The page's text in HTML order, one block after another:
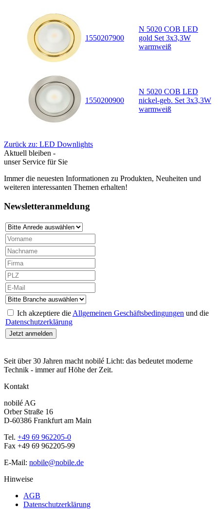
1550207900
N 5020 COB LED
gold Set 3x3,3W
warmweiß
1550200900
N 5020 COB LED
nickel-geb. Set 3x3,3W
warmweiß
Zurück zu: LED Downlights
Aktuell bleiben -
unser Service für Sie
Immer die neuesten Informationen zu Produkten, Neuheiten und
weiteren interessanten Themen erhalten!
Newsletteranmeldung
Ich akzeptiere die Allgemeinen Geschäftsbedingungen und die
Datenschutzerklärung
Seit über 30 Jahren macht nobilé Licht: das bedeutet moderne
Technik - immer auf Höhe der Zeit.
Kontakt
nobilé AG
Orber Straße 16
D-60386 Frankfurt am Main
Tel. +49 69 962205-0
Fax +49 69 962205-99
E-Mail: nobile@nobile.de
Hinweise
AGB
Datenschutzerklärung